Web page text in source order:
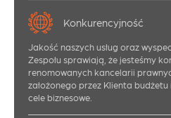
Konkurencyjność
Jakość naszych usług oraz
Zespołu sprawiają, że jesteśmy
renomowanych kancelarii
założonego przez Klienta
cele biznesowe.